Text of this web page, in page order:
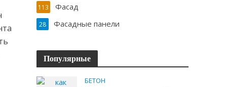
Фасад
113
Фасадные панели
28
Популярные
БЕТОН